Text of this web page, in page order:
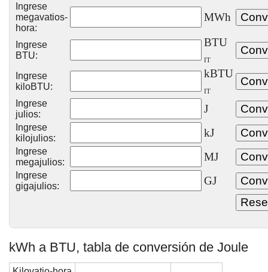
Ingrese
megavatios-
hora:
MWh
Ingrese
BTU:
BTU
IT
Ingrese
kiloBTU:
kBTU
IT
Ingrese
julios:
J
Ingrese
kilojulios:
kJ
Ingrese
megajulios:
MJ
Ingrese
gigajulios:
GJ
kWh a BTU, tabla de conversión de Joule